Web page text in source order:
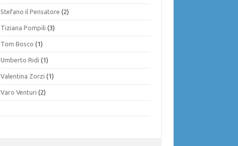
Stefano il Pensatore (2)
Tiziana Pompili (3)
Tom Bosco (1)
Umberto Ridi (1)
Valentina Zorzi (1)
Varo Venturi (2)